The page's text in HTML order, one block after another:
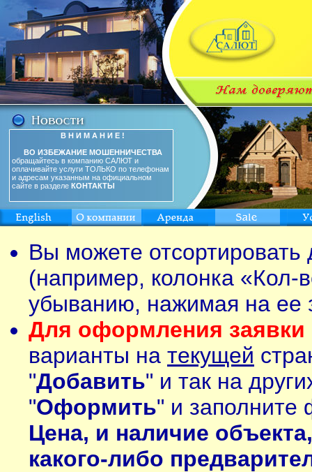
В Н И М А Н И Е !
ВО ИЗБЕЖАНИЕ МОШЕННИЧЕСТВА
обращайтесь в компанию САЛЮТ и
оплачивайте услуги ТОЛЬКО по телефонам
и адресам указанным на официальном
сайте в разделе КОНТАКТЫ
Вы можете
(например, колонка «Кол-
убыванию, нажимая на ее
Для оформления заявки
варианты на текущей
"Добавить" и так на
"Оформить" и заполните
Цена, и наличие
какого-либо